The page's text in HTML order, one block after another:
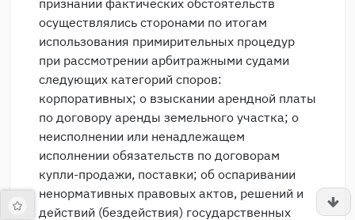
признании фактических обстоятельств
осуществлялись сторонами по итогам
использования примирительных процедур
при рассмотрении арбитражными судами
следующих категорий споров:
корпоративных; о взыскании арендной платы
по договору аренды земельного участка; о
неисполнении или ненадлежащем
исполнении обязательств по договорам
купли-продажи, поставки; об оспаривании
ненормативных правовых актов, решений и
действий (бездействия) государственных